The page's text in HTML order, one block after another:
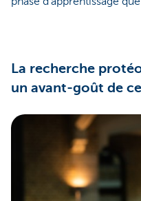
La recherche
un avant-goût de